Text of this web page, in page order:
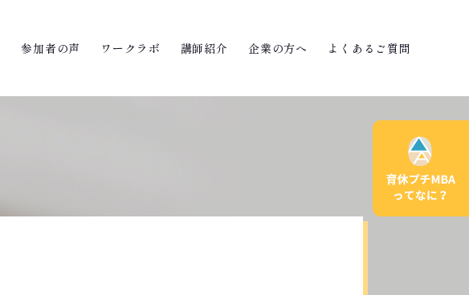
参加者の声 ワークラボ 講師紹介 企業の方へ よくあるご質問